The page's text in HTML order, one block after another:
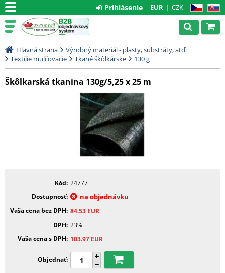
CZ SK
EUR CZK
Prihlásenie
Hlavná strana
Výrobný materiál - plasty, substráty, atď.
Textílie mulčovacie
Tkané škôlkárske 130 g
Škôlkarská tkanina 130g/5,25 x 25 m
Kód 24777
Dostupnosť
na objednávku
Vaša cena bez DPH 84.53 EUR
DPH 23%
Vaša cena s DPH 103.97 EUR
Objednať